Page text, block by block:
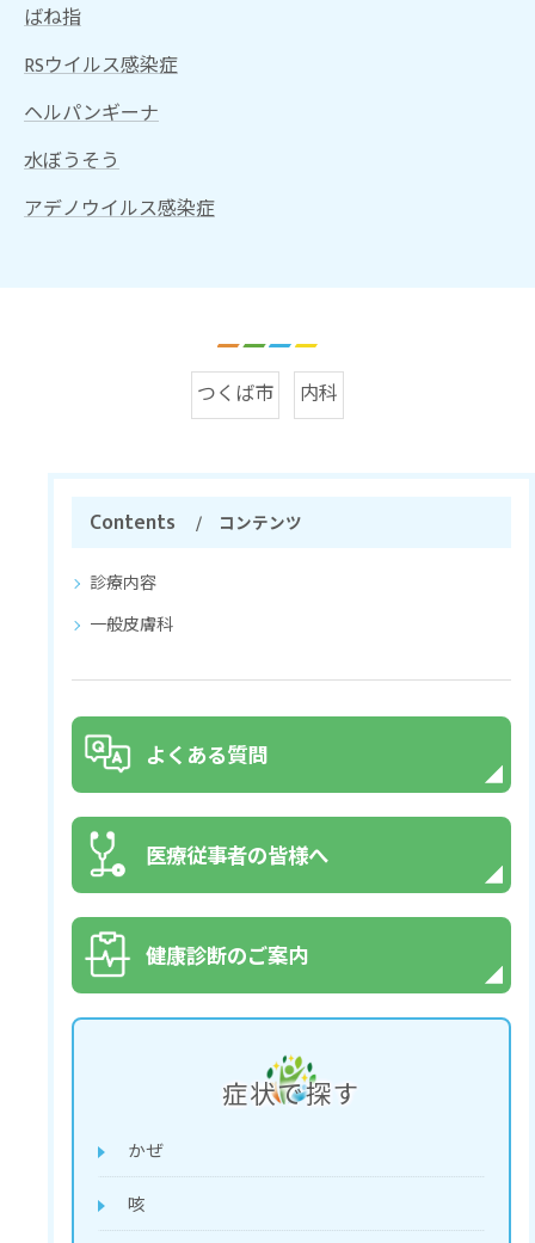
ばね指
RSウイルス感染症
ヘルパンギーナ
水ぼうそう
アデノウイルス感染症
つくば市 内科
Contents コンテンツ
診療内容
一般皮膚科
よくある質問
医療従事者の皆様へ
健康診断のご案内
症状で探す
かぜ
咳